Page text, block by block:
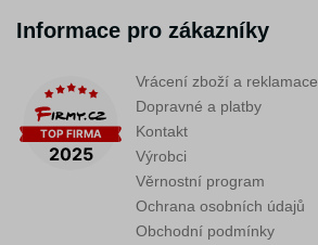
Informace pro zákazníky
Vrácení zboží a reklamace
Dopravné a platby
Kontakt
Výrobci
Věrnostní program
Ochrana osobních údajů
Obchodní podmínky